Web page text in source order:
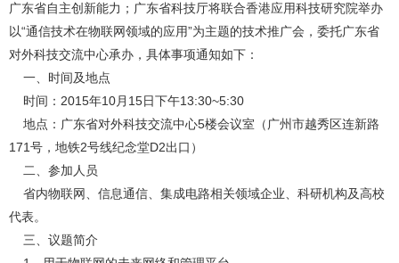
广东省自主创新能力；广东省科技厅将联合香港应用科技研究院举办
以“通信技术在物联网领域的应用”为主题的技术推广会，委托广东省
对外科技交流中心承办，具体事项通知如下：
一、时间及地点
时间：2015年10月15日下午13:30~5:30
地点：广东省对外科技交流中心5楼会议室（广州市越秀区连新路
171号，地铁2号线纪念堂D2出口）
二、参加人员
省内物联网、信息通信、集成电路相关领域企业、科研机构及高校
代表。
三、议题简介